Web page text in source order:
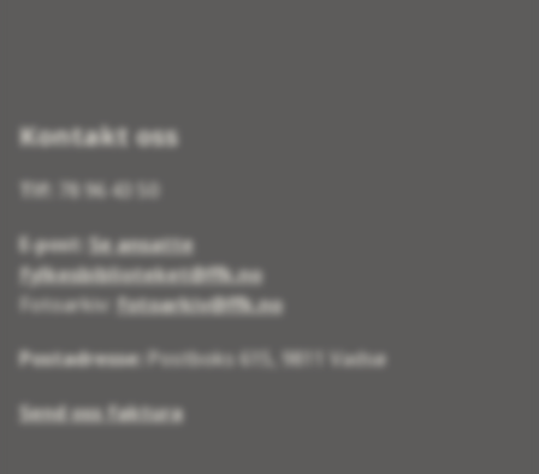
Kontakt oss
Tlf: 78 96 43 50
E-post: Se ansatte
fylkesbiblioteket@ffk.no
Fotoarkiv: fotoarkiv@ffk.no
Postadresse: Postboks 615, 9811 Vadsø
Send oss faktura